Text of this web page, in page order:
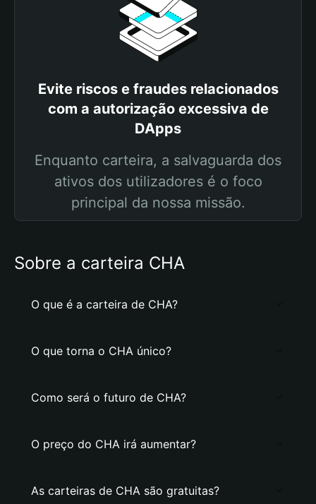
Evite riscos e fraudes relacionados
com a autorização excessiva de
DApps
Enquanto carteira, a salvaguarda dos
ativos dos utilizadores é o foco
principal da nossa missão.
Sobre a carteira CHA
O que é a carteira de CHA?
O que torna o CHA único?
Como será o futuro de CHA?
O preço do CHA irá aumentar?
As carteiras de CHA são gratuitas?